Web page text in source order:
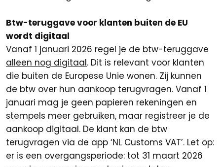
Btw-teruggave voor klanten buiten de EU
wordt digitaal
Vanaf 1 januari 2026 regel je de btw-teruggave
alleen nog digitaal. Dit is relevant voor klanten
die buiten de Europese Unie wonen. Zij kunnen
de btw over hun aankoop terugvragen. Vanaf 1
januari mag je geen papieren rekeningen en
stempels meer gebruiken, maar registreer je de
aankoop digitaal. De klant kan de btw
terugvragen via de app ‘NL Customs VAT’. Let op:
er is een overgangsperiode: tot 31 maart 2026